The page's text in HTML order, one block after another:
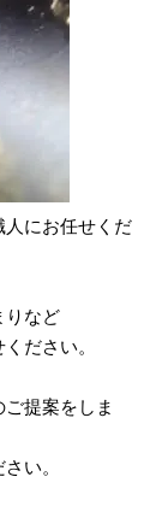
人にお任せくだ
りなど
ださい。
提案をしま
い。